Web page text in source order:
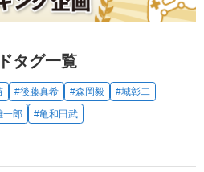
タグ一覧
#後藤真希 #森岡毅
#城彰二
一郎 #亀和田武